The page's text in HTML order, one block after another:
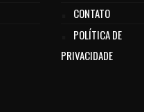
CONTATO
POLÍTICA DE
PRIVACIDADE